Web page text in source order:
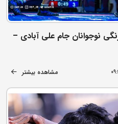
نوجوانان جام علی آبادی –
مشاهده بیشتر